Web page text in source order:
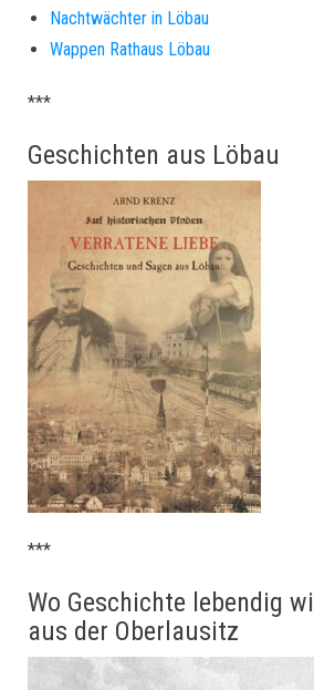
Nachtwächter in Löbau
Wappen Rathaus Löbau
***
Geschichten aus Löbau
***
Wo Geschichte lebendig
aus der Oberlausitz